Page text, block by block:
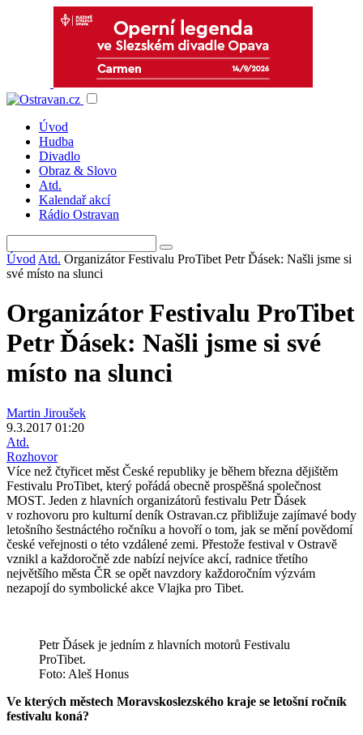
Úvod
Hudba
Divadlo
Obraz & Slovo
Atd.
Kalendař akcí
Rádio Ostravan
Úvod Atd. Organizátor Festivalu ProTibet Petr Ďásek: Našli jsme si
své místo na slunci
Organizátor Festivalu ProTibet
Petr Ďásek: Našli jsme si své
místo na slunci
Martin Jiroušek
9.3.2017 01:20
Atd.
Rozhovor
Více než čtyřicet měst České republiky je během března dějištěm
Festivalu ProTibet, který pořádá obecně prospěšná společnost
MOST. Jeden z hlavních organizátorů festivalu Petr Ďásek
v rozhovoru pro kulturní deník Ostravan.cz přibližuje zajímavé body
letošního šestnáctého ročníku a hovoří o tom, jak se mění povědomí
české veřejnosti o této vzdálené zemi. Přestože festival v Ostravě
vznikl a každoročně zde nabízí nejvíce akcí, radnice třetího
největšího města ČR se opět navzdory každoročním výzvám
nezapojí do symbolické akce Vlajka pro Tibet.
Petr Ďásek je jedním z hlavních motorů Festivalu
ProTibet.
Foto: Aleš Honus
Ve kterých městech Moravskoslezského kraje se letošní ročník
festivalu koná?